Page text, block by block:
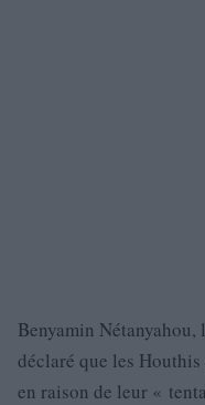
Benyamin
déclaré que les
en raison de leur «